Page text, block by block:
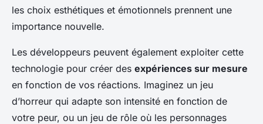
les choix esthétiques et émotionnels prennent une
importance nouvelle.
Les développeurs peuvent également exploiter cette
technologie pour créer des expériences sur mesure
en fonction de vos réactions. Imaginez un jeu
d’horreur qui adapte son intensité en fonction de
votre peur, ou un jeu de rôle où les personnages